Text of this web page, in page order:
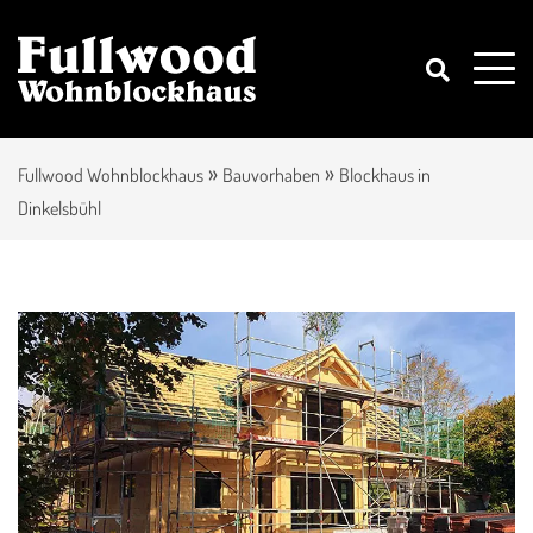
Fullwood Wohnblockhaus » Bauvorhaben » Blockhaus in
Dinkelsbühl